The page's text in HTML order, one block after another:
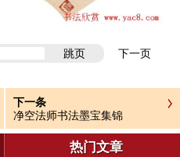
跳页 下一页
下一条
净空法师书法墨宝集锦
热门文章